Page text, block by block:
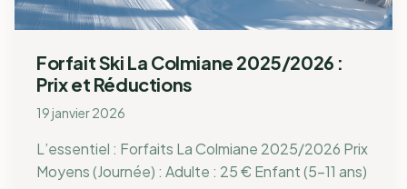
Forfait Ski La Colmiane 2025/2026 :
Prix et Réductions
19 janvier 2026
L’essentiel : Forfaits La Colmiane 2025/2026 Prix
Moyens (Journée) : Adulte : 25 € Enfant (5-11 ans)